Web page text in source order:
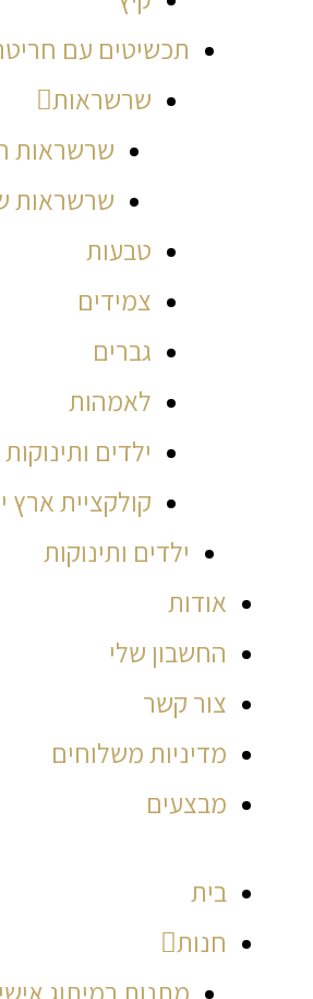
תכשיטים עם
שרשראות
שרשראות
שרשראות
טבעות
צמידים
גברים
לאמהות
ילדים ותינוקות
קולקציית ארץ
ילדים ותינוקות
אודות
החשבון שלי
צור קשר
מדיניות משלוחים
מבצעים
בית
חנות
מתנות במיתוג אישי